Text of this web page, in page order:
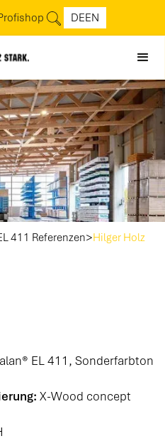
DEEN
411 Referenzen>Hilger Holz
EL 411, Sonderfarbton
X-Wood concept